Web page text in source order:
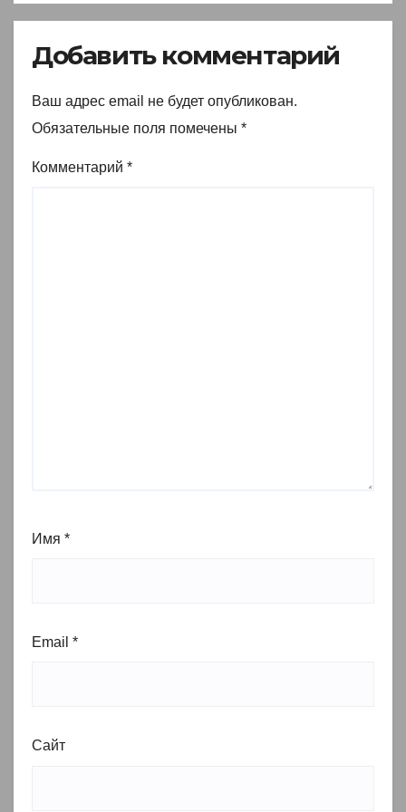
Добавить комментарий
Ваш адрес email не будет опубликован.
Обязательные поля помечены *
Комментарий *
Имя *
Email *
Сайт